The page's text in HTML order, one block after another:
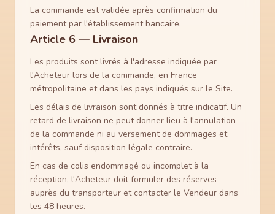
La commande est validée après confirmation du
paiement par l'établissement bancaire.
Article 6 — Livraison
Les produits sont livrés à l'adresse indiquée par
l'Acheteur lors de la commande, en France
métropolitaine et dans les pays indiqués sur le Site.
Les délais de livraison sont donnés à titre indicatif. Un
retard de livraison ne peut donner lieu à l'annulation
de la commande ni au versement de dommages et
intérêts, sauf disposition légale contraire.
En cas de colis endommagé ou incomplet à la
réception, l'Acheteur doit formuler des réserves
auprès du transporteur et contacter le Vendeur dans
les 48 heures.